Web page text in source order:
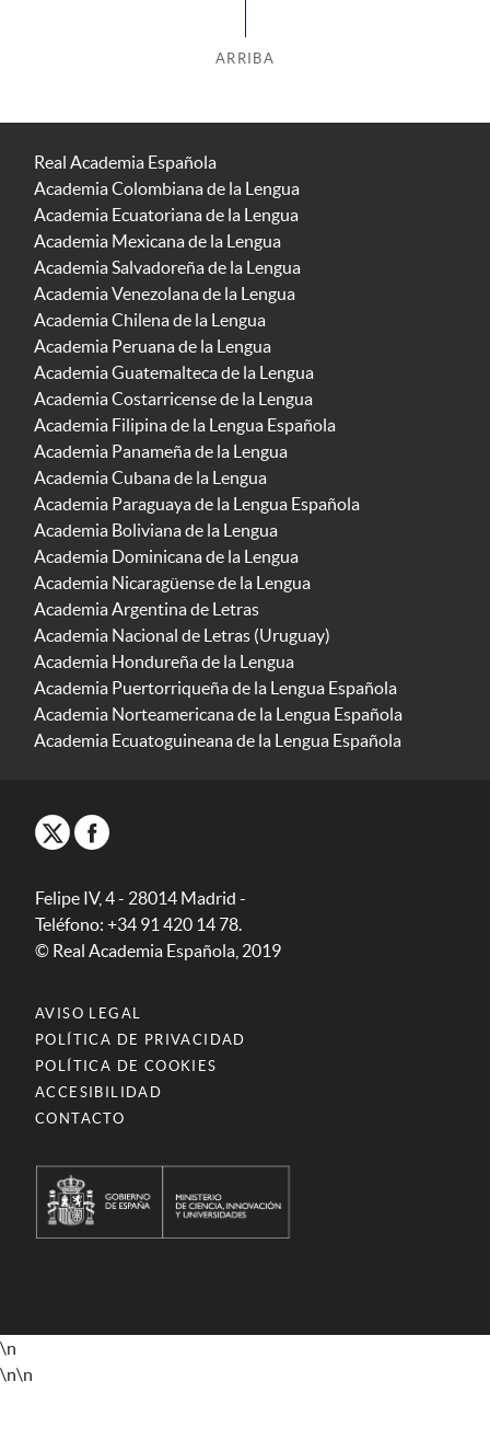
ARRIBA
Real Academia Española
Academia Colombiana de la Lengua
Academia Ecuatoriana de la Lengua
Academia Mexicana de la Lengua
Academia Salvadoreña de la Lengua
Academia Venezolana de la Lengua
Academia Chilena de la Lengua
Academia Peruana de la Lengua
Academia Guatemalteca de la Lengua
Academia Costarricense de la Lengua
Academia Filipina de la Lengua Española
Academia Panameña de la Lengua
Academia Cubana de la Lengua
Academia Paraguaya de la Lengua Española
Academia Boliviana de la Lengua
Academia Dominicana de la Lengua
Academia Nicaragüense de la Lengua
Academia Argentina de Letras
Academia Nacional de Letras (Uruguay)
Academia Hondureña de la Lengua
Academia Puertorriqueña de la Lengua Española
Academia Norteamericana de la Lengua Española
Academia Ecuatoguineana de la Lengua Española
Felipe IV, 4 - 28014 Madrid -
Teléfono: +34 91 420 14 78.
© Real Academia Española, 2019
AVISO LEGAL
POLÍTICA DE PRIVACIDAD
POLÍTICA DE COOKIES
ACCESIBILIDAD
CONTACTO
\n
\n\n